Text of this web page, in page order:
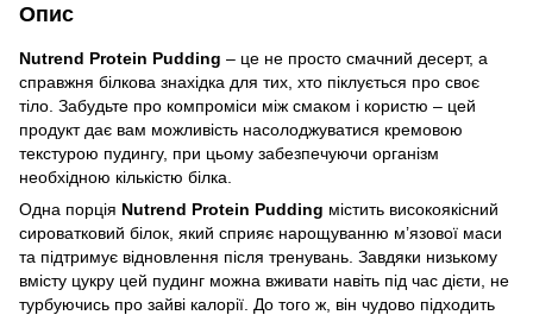
Опис
Nutrend Protein Pudding – це не просто смачний десерт, а
справжня білкова знахідка для тих, хто піклується про своє
тіло. Забудьте про компроміси між смаком і користю – цей
продукт дає вам можливість насолоджуватися кремовою
текстурою пудингу, при цьому забезпечуючи організм
необхідною кількістю білка.
Одна порція Nutrend Protein Pudding містить високоякісний
сироватковий білок, який сприяє нарощуванню м’язової маси
та підтримує відновлення після тренувань. Завдяки низькому
вмісту цукру цей пудинг можна вживати навіть під час дієти, не
турбуючись про зайві калорії. До того ж, він чудово підходить